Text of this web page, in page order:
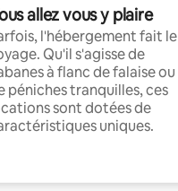
allez vous y plaire
l'hébergement fait le
Qu'il s'agisse de
à flanc de falaise ou
péniches tranquilles, ces
sont dotées de
uniques.